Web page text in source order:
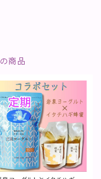
商品